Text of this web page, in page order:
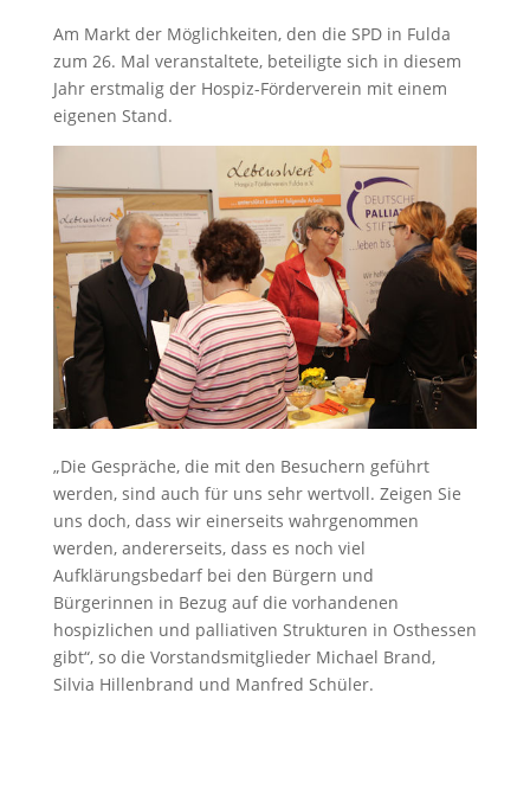
Am Markt der Möglichkeiten, den die SPD in Fulda
zum 26. Mal veranstaltete, beteiligte sich in diesem
Jahr erstmalig der Hospiz-Förderverein mit einem
eigenen Stand.
„Die Gespräche, die mit den Besuchern geführt
werden, sind auch für uns sehr wertvoll. Zeigen Sie
uns doch, dass wir einerseits wahrgenommen
werden, andererseits, dass es noch viel
Aufklärungsbedarf bei den Bürgern und
Bürgerinnen in Bezug auf die vorhandenen
hospizlichen und palliativen Strukturen in Osthessen
gibt“, so die Vorstandsmitglieder Michael Brand,
Silvia Hillenbrand und Manfred Schüler.